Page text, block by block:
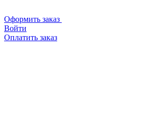
Оформить заказ
Войти
Оплатить заказ